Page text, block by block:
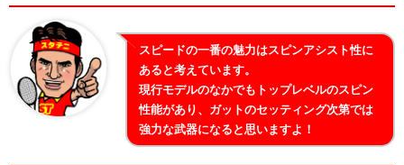
スピードの一番の魅力はスピンアシスト性に
あると考えています。
現行モデルのなかでもトップレベルのスピン
性能があり、ガットのセッティング次第では
強力な武器になると思いますよ！